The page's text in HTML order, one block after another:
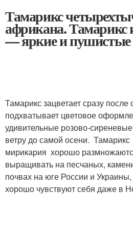
Тамарикс
африкана.
— яркие и пушистые
Тамарикс зацветает сразу после
подхватывает цветовое
удивительные розово-
ветру до самой осени.
мирикария хорошо
выращивать на песчаных,
почвах на юге России и
хорошо чувствуют себя даже в